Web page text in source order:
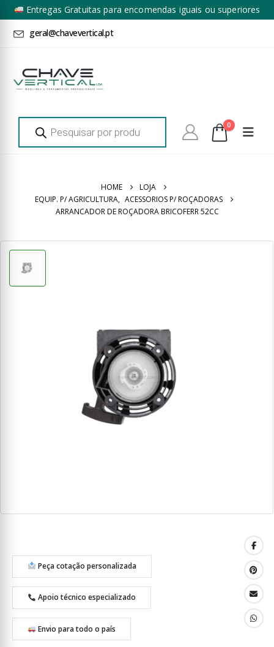
Entregas Gratuitas para encomendas iguais ou superiores
a 100€ + IVA*
geral@chavevertical.pt
Products
search 0
HOME
LOJA
EQUIP. P/ AGRICULTURA, ACESSORIOS P/ ROÇADORAS
ARRANCADOR DE ROÇADORA BRICOFERR 52CC
Peça cotação personalizada
Apoio técnico especializado
Envio para todo o país